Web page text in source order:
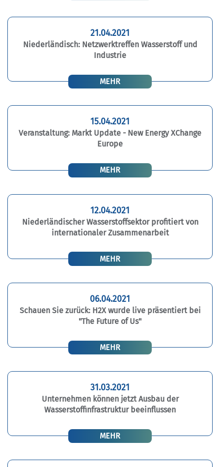
21.04.2021
Niederländisch: Netzwerktreffen Wasserstoff und
Industrie
MEHR
15.04.2021
Veranstaltung: Markt Update - New Energy XChange
Europe
MEHR
12.04.2021
Niederländischer Wasserstoffsektor profitiert von
internationaler Zusammenarbeit
MEHR
06.04.2021
Schauen Sie zurück: H2X wurde live präsentiert bei
"The Future of Us"
MEHR
31.03.2021
Unternehmen können jetzt Ausbau der
Wasserstoffinfrastruktur beeinflussen
MEHR